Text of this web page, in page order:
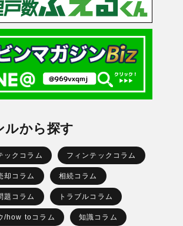
ルから探す
ックコラム フィンテックコラム
却コラム 相続コラム
題コラム トラブルコラム
/how toコラム 知識コラム